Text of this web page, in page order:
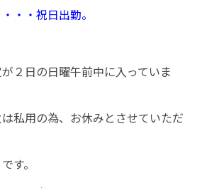
・・祝日出勤。
２日の日曜午前中に入っていま
私用の為、お休みとさせていただ
す。